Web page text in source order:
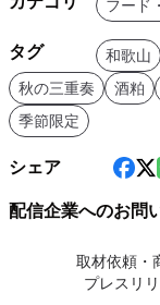
フード
タグ 和歌山
秋の三重奏
酒粕
季節限定
シェア
配信企業へのお問
取材依頼・
プレスリ